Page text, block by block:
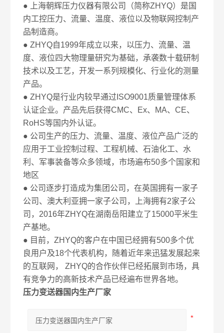
● 上海朝辉压力仪器有限公司（简称ZHYQ）是国
内工控压力、流量、温度、液位以及物联网控制产
品制造商。
● ZHYQ自1999年成立以来，以压力、流量、温
度、液位四大物理量研究为基础，承袭数十载研制
技术以及工艺，开发一系列规模化、行业化的测量
产品。
● ZHYQ是行业内较早通过ISO9001质量管理体系
认证企业。产品先后获得CMC、Ex、MA、CE、
RoHS等国内外认证。
● 公司生产的压力、流量、温度、液位产品广泛的
应用于工业控制过程、工程机械、石油化工、水
利、军事装备等众多领域，市场遍布50多个国家和
地区
● 公司逐步打造成为集团公司，在英国拥有一家子
公司、澳大利亚拥一家子公司，上海拥有2家子公
司，2016年ZHYQ在湖南岳阳建立了15000平米生
产基地。
● 目前，ZHYQ的客户在中国已经拥有500多个优
良用户及18个代表机构，随着近年来迅猛发展起来
的互联网， ZHYQ的合作伙伴已经拓展到市场，具
有竞争力的高新技术产品已经遍布世界各地。
压力变送器国内生产厂家